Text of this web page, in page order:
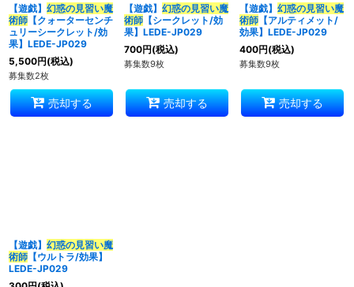
絞り込む
【遊戯】 幻惑の見習い魔
術師 【クォーターセンチ
ュリーシークレット/効
果】LEDE-JP029
5,500円(税込)
募集数2枚
売却する
【遊戯】 幻惑の見習い魔
術師【シークレット/効
果】LEDE-JP029
700円(税込)
募集数9枚
売却する
【遊戯】 幻惑の見習い魔
術師【アルティメット/
効果】LEDE-JP029
400円(税込)
募集数9枚
売却する
【遊戯】 幻惑の見習い魔
術師 【ウルトラ/効果】
LEDE-JP029